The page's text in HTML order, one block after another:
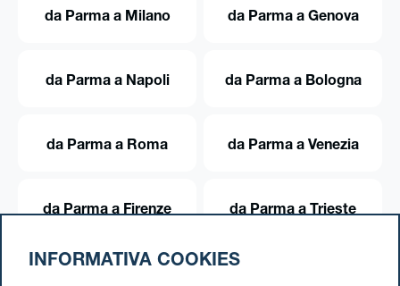
da Parma a Milano da Parma a Genova
da Parma a Napoli da Parma a Bologna
da Parma a Roma da Parma a Venezia
da Parma a Firenze da Parma a Trieste
INFORMATIVA COOKIES